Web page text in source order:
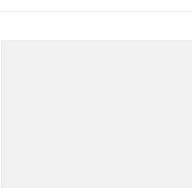
09.11.'15 Osuda incidenta tokom dženaze na Pe ...